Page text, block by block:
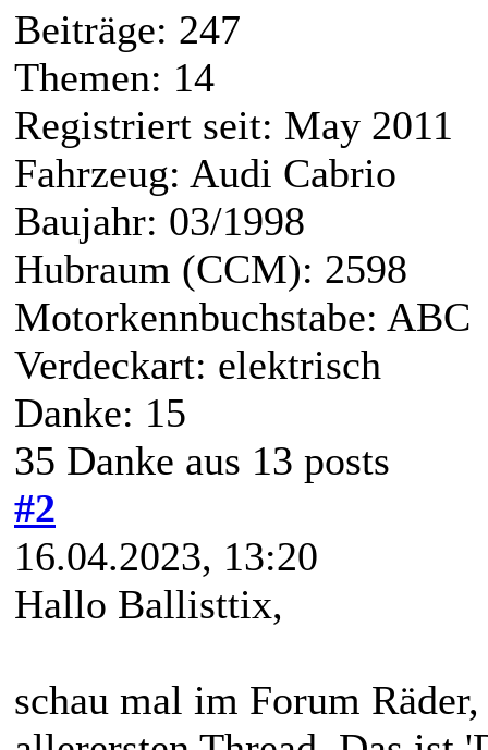
Beiträge: 247
Themen: 14
Registriert seit: May 2011
Fahrzeug: Audi Cabrio
Baujahr: 03/1998
Hubraum (CCM): 2598
Motorkennbuchstabe: ABC
Verdeckart: elektrisch
Danke: 15
35 Danke aus 13 posts
#2
16.04.2023, 13:20
Hallo Ballisttix,
schau mal im Forum